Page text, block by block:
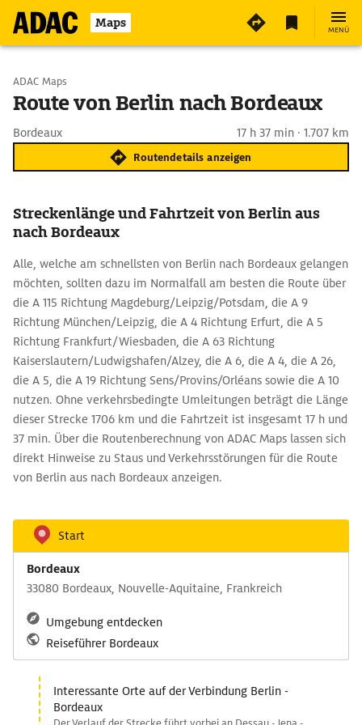
Maps MENÜ
Start wählen
ADAC Maps
Route von Berlin nach Bordeaux
Bordeaux 17 h 37 min · 1.707 km
Routendetails anzeigen
Streckenlänge und Fahrtzeit von Berlin aus
nach Bordeaux
Alle, welche am schnellsten von Berlin nach Bordeaux gelangen
möchten, sollten dazu im Normalfall am besten die Route über
die A 115 Richtung Magdeburg/Leipzig/Potsdam, die A 9
Richtung München/Leipzig, die A 4 Richtung Erfurt, die A 5
Richtung Frankfurt/Wiesbaden, die A 63 Richtung
Kaiserslautern/Ludwigshafen/Alzey, die A 6, die A 4, die A 26,
die A 5, die A 19 Richtung Sens/Provins/Orléans sowie die A 10
nutzen. Ohne verkehrsbedingte Umleitungen beträgt die Länge
dieser Strecke 1706 km und die Fahrtzeit ist insgesamt 17 h und
37 min. Über die Routenberechnung von ADAC Maps lassen sich
direkt Hinweise zu Staus und Verkehrsstörungen für die Route
von Berlin aus nach Bordeaux anzeigen.
Start
Bordeaux
33080 Bordeaux, Nouvelle-Aquitaine, Frankreich
Umgebung entdecken
Reiseführer Bordeaux
Interessante Orte auf der Verbindung Berlin -
Bordeaux